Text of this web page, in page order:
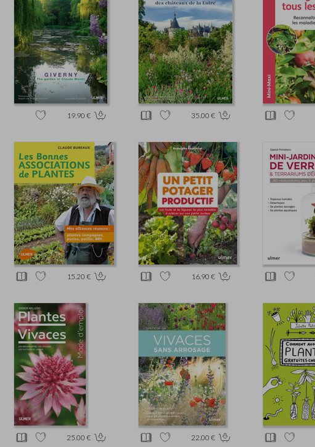
19.90 € 35.00 €
15.20 € 16.90 €
25.00 € 22.00 €